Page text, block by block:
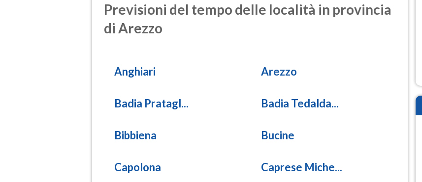
Previsioni del tempo delle località in provincia
di Arezzo
Anghiari Arezzo
Badia Pratagl... Badia Tedalda...
Bibbiena Bucine
Capolona Caprese Miche...